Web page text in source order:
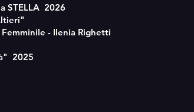
STELLA 2026
- Ilenia Righetti
2025